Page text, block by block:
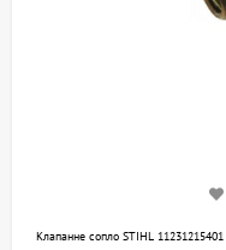
Клапанне сопло STIHL 11231215401